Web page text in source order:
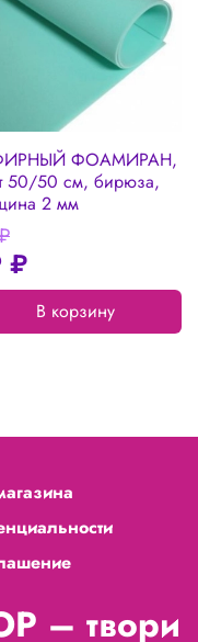
ФОАМИРАН,
50/50 см, бирюза,
2 мм
₽
В корзину
– твори